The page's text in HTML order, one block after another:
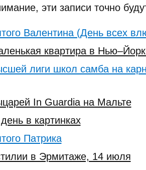
эти записи точно
Валентина (День всех
квартира в
лиги школ самба на
In Guardia на Мальте
в картинках
Патрика
в Эрмитаже, 14 июля